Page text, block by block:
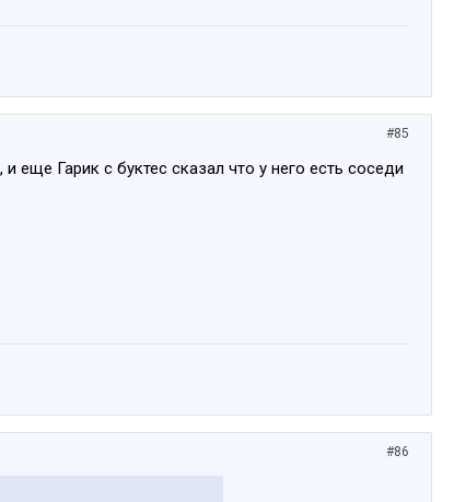
#85
еще Гарик с буктес сказал что у него есть соседи
#86